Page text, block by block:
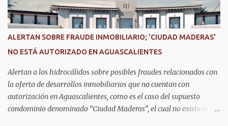
son el corazón de muchas familias y merecen todo nuestro respeto,
cuidado y reconocimiento; por eso, en el DIF Estatal impulsamos
servicios que les ayuden a cuidar su salud y a vivir esta etapa con
la atención y el acompañamiento que necesitan", señaló la
presidenta del DIF Estatal. Para acceder al servicio, las y los
interesados deben acudir a la Dirección de Servi...
ALERTAN SOBRE FRAUDE INMOBILIARIO; 'CIUDAD MADERAS'
NO ESTÁ AUTORIZADO EN AGUASCALIENTES
Alertan a los hidrocálidos sobre posibles fraudes relacionados con
la oferta de desarrollos inmobiliarios que no cuentan con
autorización en Aguascalientes, como es el caso del supuesto
condominio denominado “Ciudad Maderas”, el cual no existe ni